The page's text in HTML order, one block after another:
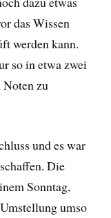
das Wissen
werden kann.
so in etwa zwei
zu
und es war
Die
Sonntag,
umso